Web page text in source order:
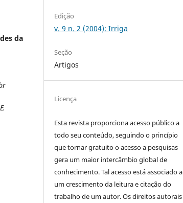
da
Edição
v. 9 n. 2 (2004): Irriga
Seção
Artigos
Licença
Esta revista proporciona acesso público a
todo seu conteúdo, seguindo o princípio
que tornar gratuito o acesso a pesquisas
gera um maior intercâmbio global de
conhecimento. Tal acesso está associado a
um crescimento da leitura e citação do
trabalho de um autor. Os direitos autorais